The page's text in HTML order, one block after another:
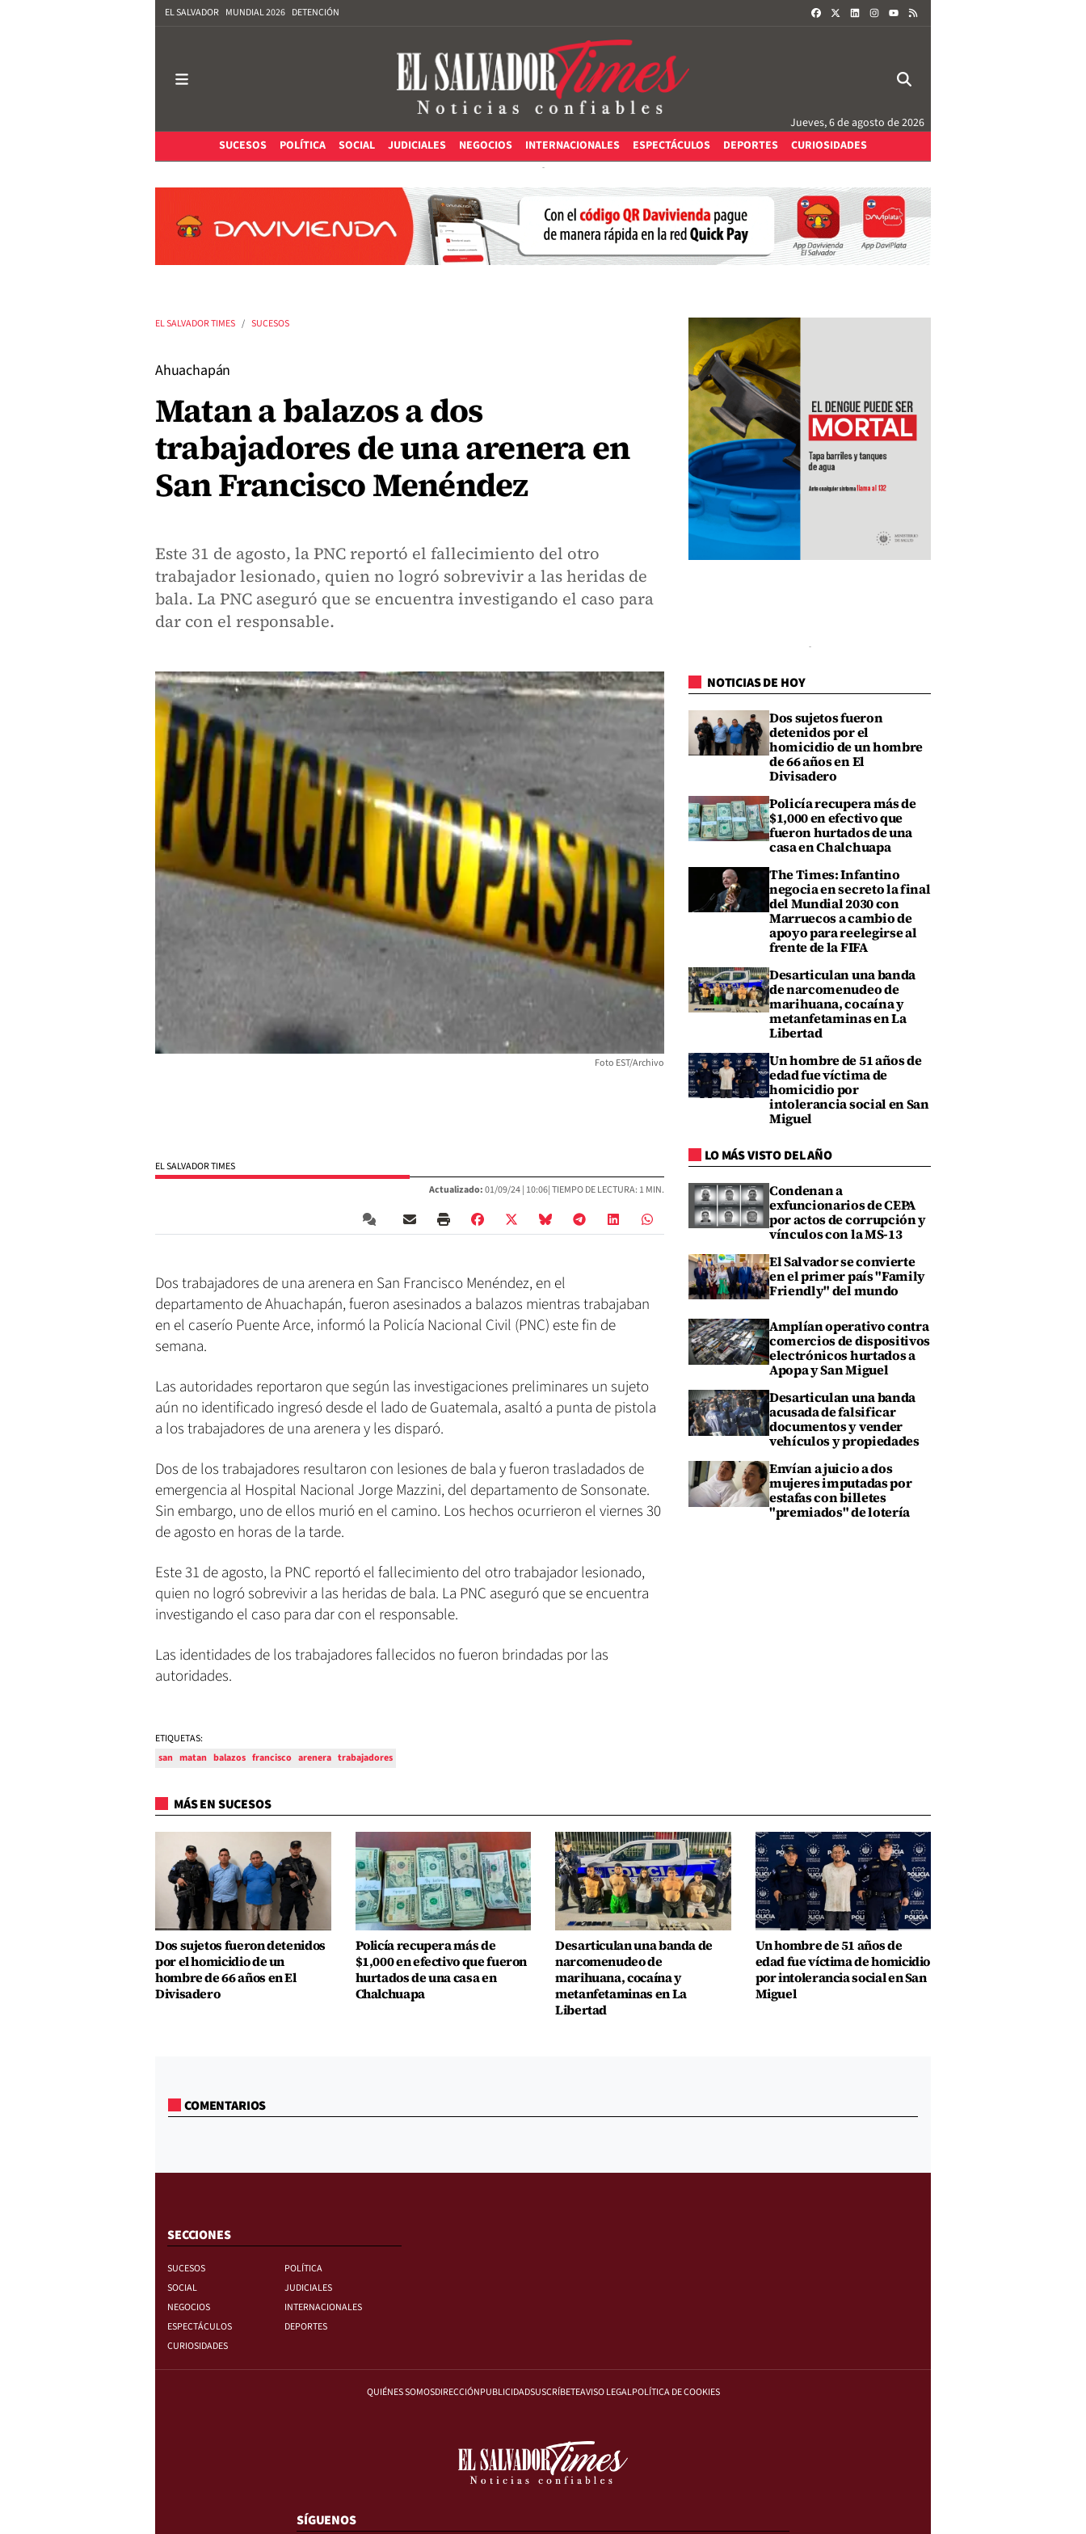
EL SALVADOR MUNDIAL 2026 DETENCIÓN FACEBOOKLINKEDININSTAGRAM
Jueves, 6 de agosto de 2026
SUCESOS
POLÍTICA SOCIAL JUDICIALES NEGOCIOS INTERNACIONALES ESPECTÁCULOS DEPORTES CURIOSIDADES
EL SALVADOR TIMES SUCESOS
Ahuachapán
Matan a balazos a dos
trabajadores de una arenera en
San Francisco Menéndez
Este 31 de agosto, la PNC reportó el fallecimiento del otro
trabajador lesionado, quien no logró sobrevivir a las heridas de
bala. La PNC aseguró que se encuentra investigando el caso para
dar con el responsable.
Foto EST/Archivo
EL SALVADOR TIMES
Actualizado:01/09/24 | 10:06| TIEMPO DE LECTURA: 1 MIN.
Dos trabajadores de una arenera en San Francisco Menéndez, en el
departamento de Ahuachapán, fueron asesinados a balazos mientras trabajaban
en el caserío Puente Arce, informó la Policía Nacional Civil (PNC) este fin de
semana.
Las autoridades reportaron que según las investigaciones preliminares un sujeto
aún no identificado ingresó desde el lado de Guatemala, asaltó a punta de pistola
a los trabajadores de una arenera y les disparó.
Dos de los trabajadores resultaron con lesiones de bala y fueron trasladados de
emergencia al Hospital Nacional Jorge Mazzini, del departamento de Sonsonate.
Sin embargo, uno de ellos murió en el camino. Los hechos ocurrieron el viernes 30
de agosto en horas de la tarde.
Este 31 de agosto, la PNC reportó el fallecimiento del otro trabajador lesionado,
quien no logró sobrevivir a las heridas de bala. La PNC aseguró que se encuentra
investigando el caso para dar con el responsable.
Las identidades de los trabajadores fallecidos no fueron brindadas por las
autoridades.
ETIQUETAS:
san matan balazos francisco arenera trabajadores
NOTICIAS DE HOY
Dos sujetos fueron
detenidos por el
homicidio de un hombre
de 66 años en El
Divisadero
Policía recupera más de
$1,000 en efectivo que
fueron hurtados de una
casa en Chalchuapa
The Times: Infantino
negocia en secreto la final
del Mundial 2030 con
Marruecos a cambio de
apoyo para reelegirse al
frente de la FIFA
Desarticulan una banda
de narcomenudeo de
marihuana, cocaína y
metanfetaminas en La
Libertad
Un hombre de 51 años de
edad fue víctima de
homicidio por
intolerancia social en San
Miguel
LO MÁS VISTO DEL AÑO
Condenan a
exfuncionarios de CEPA
por actos de corrupción y
vínculos con la MS-13
El Salvador se convierte
en el primer país "Family
Friendly" del mundo
Amplían operativo contra
comercios de dispositivos
electrónicos hurtados a
Apopa y San Miguel
Desarticulan una banda
acusada de falsificar
documentos y vender
vehículos y propiedades
Envían a juicio a dos
mujeres imputadas por
estafas con billetes
"premiados" de lotería
MÁS EN SUCESOS
Dos sujetos fueron detenidos
por el homicidio de un
hombre de 66 años en El
Divisadero
Policía recupera más de
$1,000 en efectivo que fueron
hurtados de una casa en
Chalchuapa
Desarticulan una banda de
narcomenudeo de
marihuana, cocaína y
metanfetaminas en La
Libertad
Un hombre de 51 años de
edad fue víctima de homicidio
por intolerancia social en San
Miguel
COMENTARIOS
SECCIONES
SUCESOS
POLÍTICA
SOCIAL
JUDICIALES
NEGOCIOS
INTERNACIONALES
ESPECTÁCULOS
DEPORTES
CURIOSIDADES
QUIÉNES SOMOSDIRECCIÓNPUBLICIDADSUSCRÍBETEAVISO LEGALPOLÍTICA DE COOKIES
SÍGUENOS